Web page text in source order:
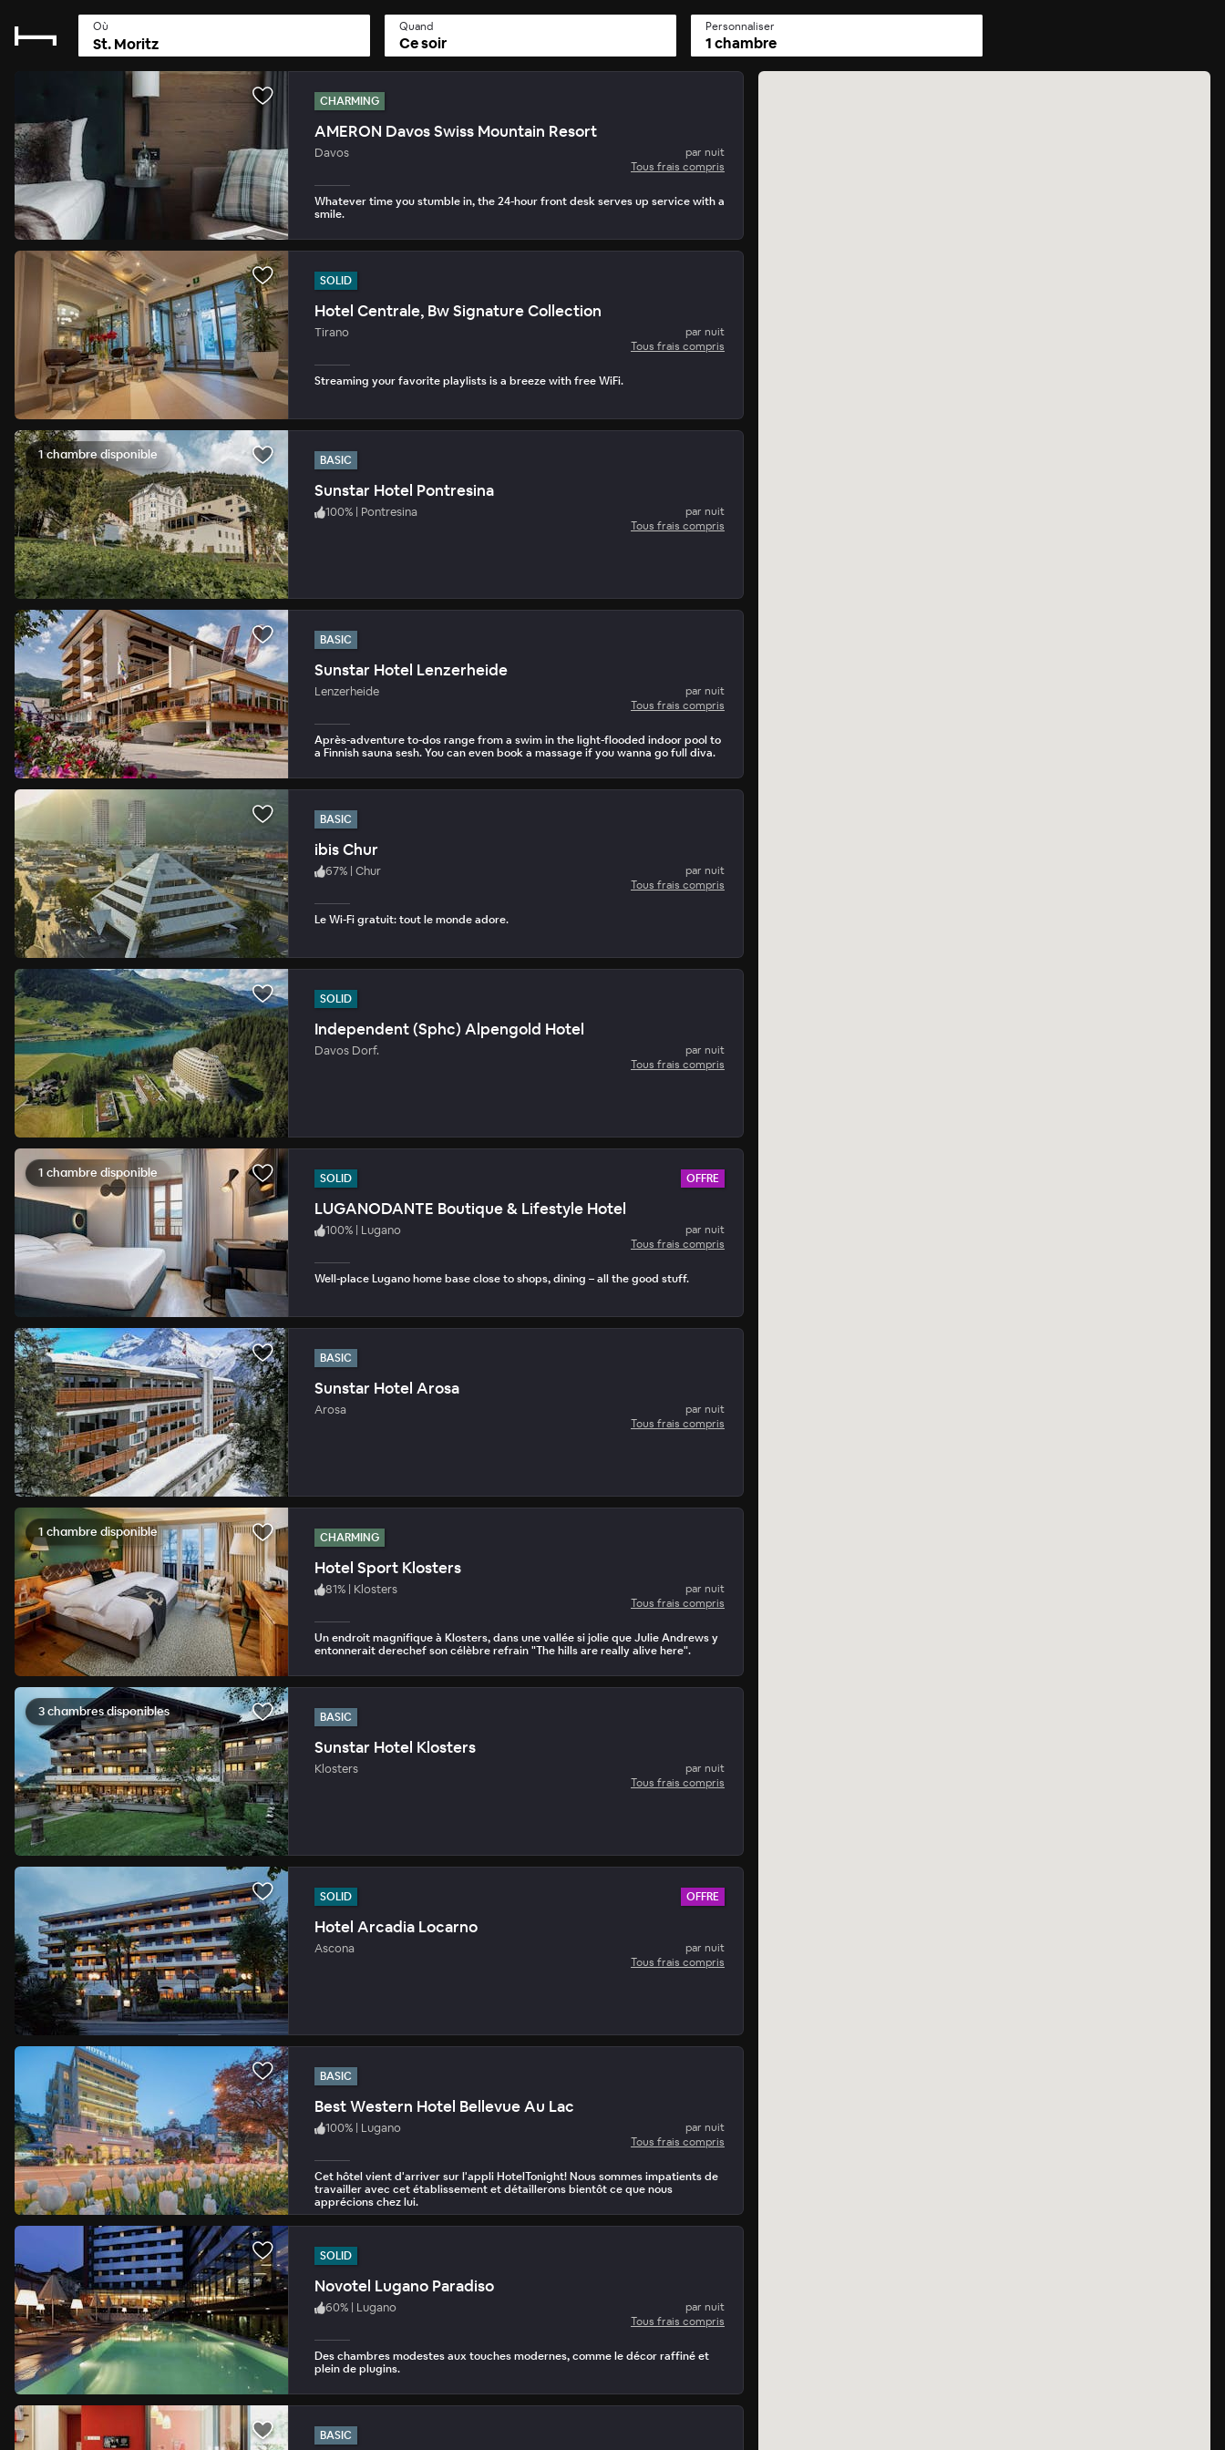
Où Quand
Ce soir
Personnaliser
1 chambre
CHARMING
AMERON Davos Swiss Mountain Resort
Davos
par nuit
Tous frais compris
Whatever time you stumble in, the 24-hour front desk serves up service with a
smile.
SOLID
Hotel Centrale, Bw Signature Collection
Tirano
par nuit
Tous frais compris
Streaming your favorite playlists is a breeze with free WiFi.
1 chambre disponible BASIC
Sunstar Hotel Pontresina
100% | Pontresina
par nuit
Tous frais compris
BASIC
Sunstar Hotel Lenzerheide
Lenzerheide
par nuit
Tous frais compris
Après-adventure to-dos range from a swim in the light-flooded indoor pool to
a Finnish sauna sesh. You can even book a massage if you wanna go full diva.
BASIC
ibis Chur
67% | Chur
par nuit
Tous frais compris
Le Wi-Fi gratuit: tout le monde adore.
SOLID
Independent (Sphc) Alpengold Hotel
Davos Dorf.
par nuit
Tous frais compris
1 chambre disponible SOLID OFFRE
LUGANODANTE Boutique & Lifestyle Hotel
100% | Lugano
par nuit
Tous frais compris
Well-place Lugano home base close to shops, dining – all the good stuff.
BASIC
Sunstar Hotel Arosa
Arosa
par nuit
Tous frais compris
1 chambre disponible CHARMING
Hotel Sport Klosters
81% | Klosters
par nuit
Tous frais compris
Un endroit magnifique à Klosters, dans une vallée si jolie que Julie Andrews y
entonnerait derechef son célèbre refrain "The hills are really alive here".
3 chambres disponibles BASIC
Sunstar Hotel Klosters
Klosters
par nuit
Tous frais compris
SOLID OFFRE
Hotel Arcadia Locarno
Ascona
par nuit
Tous frais compris
BASIC
Best Western Hotel Bellevue Au Lac
100% | Lugano
par nuit
Tous frais compris
Cet hôtel vient d'arriver sur l'appli HotelTonight! Nous sommes impatients de
travailler avec cet établissement et détaillerons bientôt ce que nous
apprécions chez lui.
SOLID
Novotel Lugano Paradiso
60% | Lugano
par nuit
Tous frais compris
Des chambres modestes aux touches modernes, comme le décor raffiné et
plein de plugins.
BASIC